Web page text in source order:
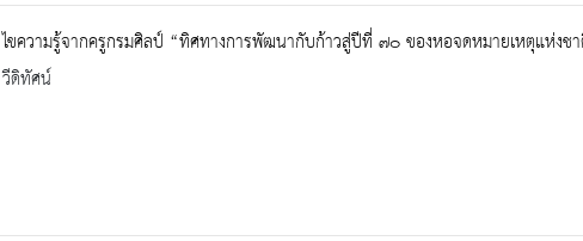
ไขความรู้จากครูกรมศิลป์ “ทิศทางการพัฒนากับก้าวสู่ปีที่ ๗๐ ของหอจดหมายเหตุแห่งช
วีดิทัศน์